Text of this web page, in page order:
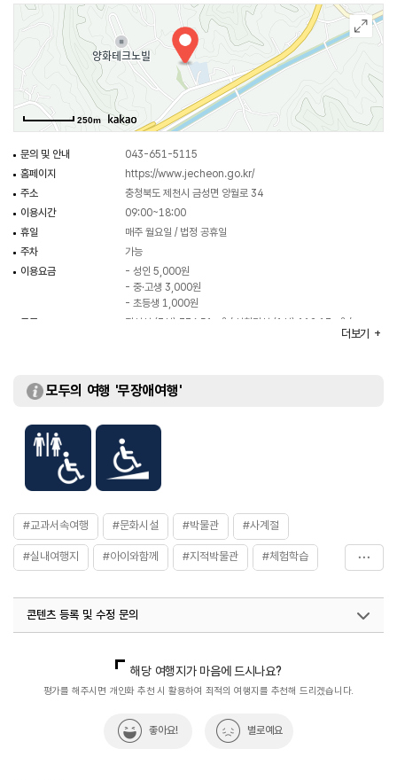
보존하고 있으며, 한국 유일의 인물 시인 김경 목사의 시를 낭하에 전시하고
있다. 관장인 학촌 리진호 씨가 36년간 수집한 책, 서장, 기기 등 지적 자료
1,000점, 향토지 1,000점, 백 년사 400점, 그리스도교 자료 1,000점 등 총
3,500여 점이 전시되어 있다.
250m
문의 및 안내
043-651-5115
홈페이지
https://www.jecheon.go.kr/
주소
충청북도 제천시 금성면 양월로 34
이용시간
09:00~18:00
휴일
매주 월요일 / 법정 공휴일
주차
가능
이용요금
- 성인 5,000원
- 중·고생 3,000원
- 초등생 1,000원
규모
전시실 (3실) 336.51m² / 시청각실 (1실) 112.17m² /
더보기
모두의 여행 '무장애여행'
#교과서속여행 #문화시설 #박물관 #사계절
#실내여행지 #아이와함께 #지적박물관 #체험학습
콘텐츠 등록 및 수정 문의
열린관광콘텐츠팀(열린관광-모두의여행)
033-738-3425
해당 여행지가 마음에 드시나요?
평가를 해주시면 개인화 추천 시 활용하여 최적의 여행지를 추천해 드리겠습니다.
좋아요! 별로예요